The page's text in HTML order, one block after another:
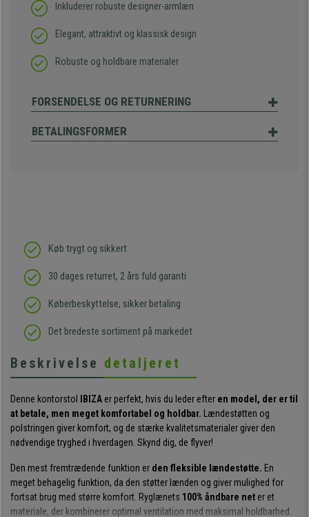
Inkluderer robuste designer-armlæn
Elegant, attraktivt og klassisk design
Robuste og holdbare materialer
FORSENDELSE OG RETURNERING
BETALINGSFORMER
Køb trygt og sikkert
30 dages returret, 2 års fuld garanti
Køberbeskyttelse, sikker betaling
Det bredeste sortiment på markedet
Beskrivelse detaljeret
Denne kontorstol IBIZA er perfekt, hvis du leder efter en model, der er til
at betale, men meget komfortabel og holdbar. Lændestøtten og
polstringen giver komfort, og de stærke kvalitetsmaterialer giver den
nødvendige tryghed i hverdagen. Skynd dig, de flyver!
Den mest fremtrædende funktion er den fleksible lændestøtte. En
meget behagelig funktion, da den støtter lænden og giver mulighed for
fortsat brug med større komfort. Ryglænets 100% åndbare net er et
materiale, der kombinerer optimal ventilation med maksimal holdbarhed.